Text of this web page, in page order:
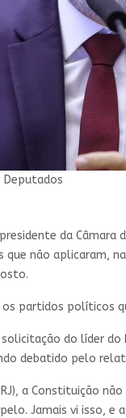
Deputados
da
não aplicaram,
partidos políticos
do líder
debatido pelo
a Constituição
Jamais vi isso, e